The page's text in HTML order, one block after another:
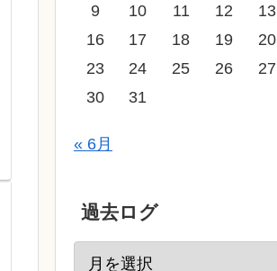
9
10 11 12 13
16
17 18 19 20
23
24 25 26 27
30
31
« 6月
過去ログ